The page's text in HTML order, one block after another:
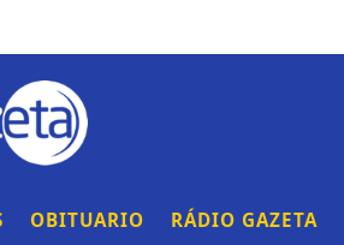
OBITUARIO RÁDIO GAZETA